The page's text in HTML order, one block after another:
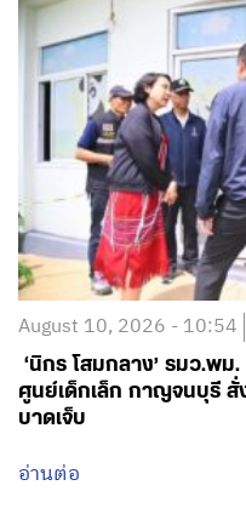
August 10, 2026 - 10:54
‘นิกร โสมกลาง’ รมว.พ
ศูนย์เด็กเล็ก กาญจนบุรี สั่
บาดเจ็บ
อ่านต่อ